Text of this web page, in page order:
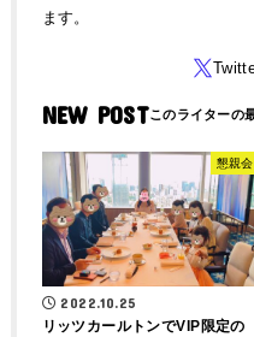
ます。
NEW POST
懇親会
2022.10.25
リッツカールトンでVIP限定の